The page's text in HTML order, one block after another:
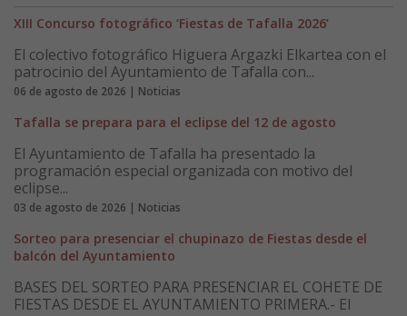
XIII Concurso fotográfico ‘Fiestas de Tafalla 2026’
El colectivo fotográfico Higuera Argazki Elkartea con el
patrocinio del Ayuntamiento de Tafalla con...
06 de agosto de 2026 | Noticias
Tafalla se prepara para el eclipse del 12 de agosto
El Ayuntamiento de Tafalla ha presentado la
programación especial organizada con motivo del
eclipse...
03 de agosto de 2026 | Noticias
Sorteo para presenciar el chupinazo de Fiestas desde el
balcón del Ayuntamiento
BASES DEL SORTEO PARA PRESENCIAR EL COHETE DE
FIESTAS DESDE EL AYUNTAMIENTO PRIMERA.- El